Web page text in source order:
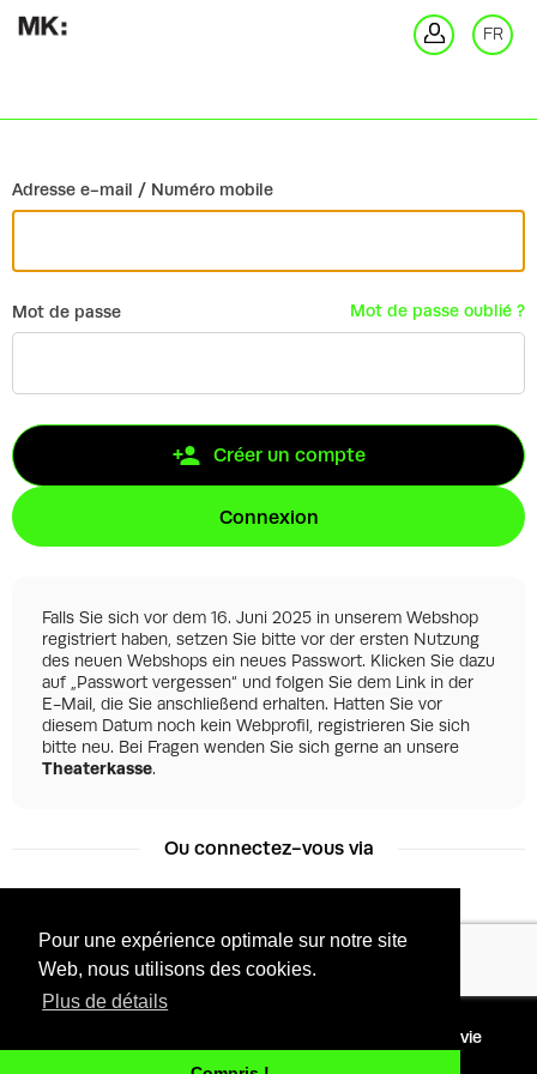
Pour une expérience optimale sur notre site
Web, nous utilisons des cookies.
Plus de détails
FR
Adresse e-mail / Numéro mobile
Mot de passe Mot de passe oublié ?
Créer un compte
Connexion
Falls Sie sich vor dem 16. Juni 2025 in unserem Webshop
registriert haben, setzen Sie bitte vor der ersten Nutzung
des neuen Webshops ein neues Passwort. Klicken Sie dazu
auf „Passwort vergessen“ und folgen Sie dem Link in der
E-Mail, die Sie anschließend erhalten. Hatten Sie vor
diesem Datum noch kein Webprofil, registrieren Sie sich
bitte neu. Bei Fragen wenden Sie sich gerne an unsere
Theaterkasse.
Ou connectez-vous via
Facebook
Tixly
Protection de la vie